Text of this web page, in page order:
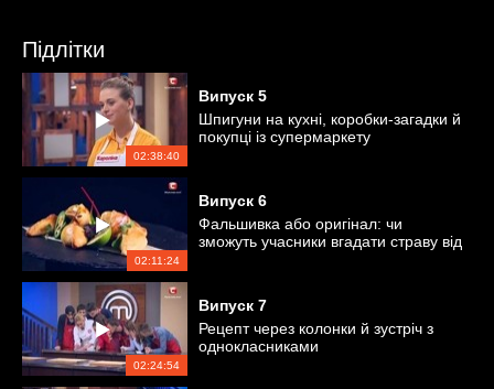
Підлітки
02:38:40
Випуск 5
Шпигуни на кухні, коробки-загадки й
покупці із супермаркету
02:11:24
Випуск 6
Фальшивка або оригінал: чи
зможуть учасники вгадати страву від
02:24:54
Випуск 7
Рецепт через колонки й зустріч з
однокласниками